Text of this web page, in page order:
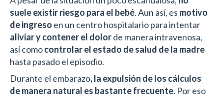
suele existir riesgo para el bebé. Aun así, es motivo
de ingreso en un centro hospitalario para intentar
aliviar y contener el dolorde manera intravenosa,
así comocontrolar el estado de salud de la madre
hasta pasado el episodio.
Durante el embarazo, la expulsión de los cálculos
de manera natural es bastante frecuente. Por eso